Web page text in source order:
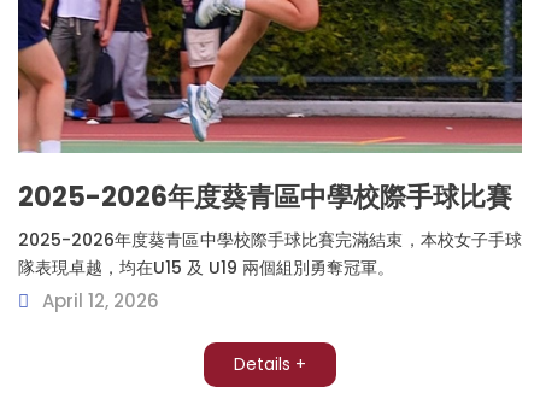
2025-2026年度葵青區中學校際手球比賽
2025-2026年度葵青區中學校際手球比賽完滿結束，本校女子手球
隊表現卓越，均在U15 及 U19 兩個組別勇奪冠軍。
April 12, 2026
Details +